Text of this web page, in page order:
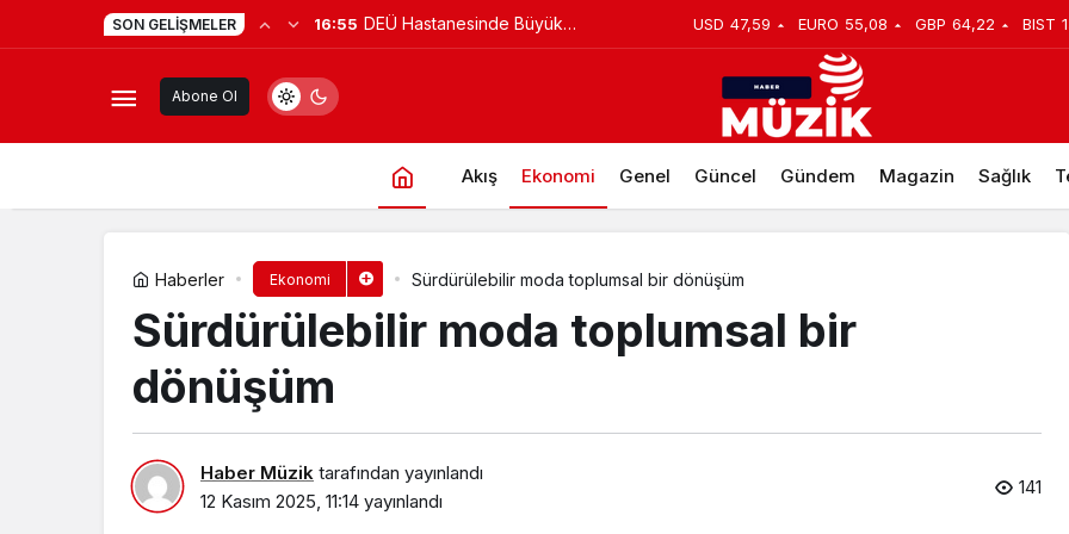
SON GELIŞMELER 16:55 DEÜ Hastanesinde Büyük USD 47,59 EURO 55,08 GBP 64,22 BIST
Abone Ol
Akış Ekonomi Genel Güncel Gündem Magazin Sağlık
Haberler Ekonomi Sürdürülebilir moda toplumsal bir dönüşüm
Sürdürülebilir moda toplumsal bir
dönüşüm
Haber Müzik tarafından yayınlandı
12 Kasım 2025, 11:14 yayınlandı
141
Aile Şirketlerinde Yeni Nesil Liderlik İçin Harekete Geçti